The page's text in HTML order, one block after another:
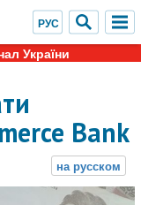
України
Bank